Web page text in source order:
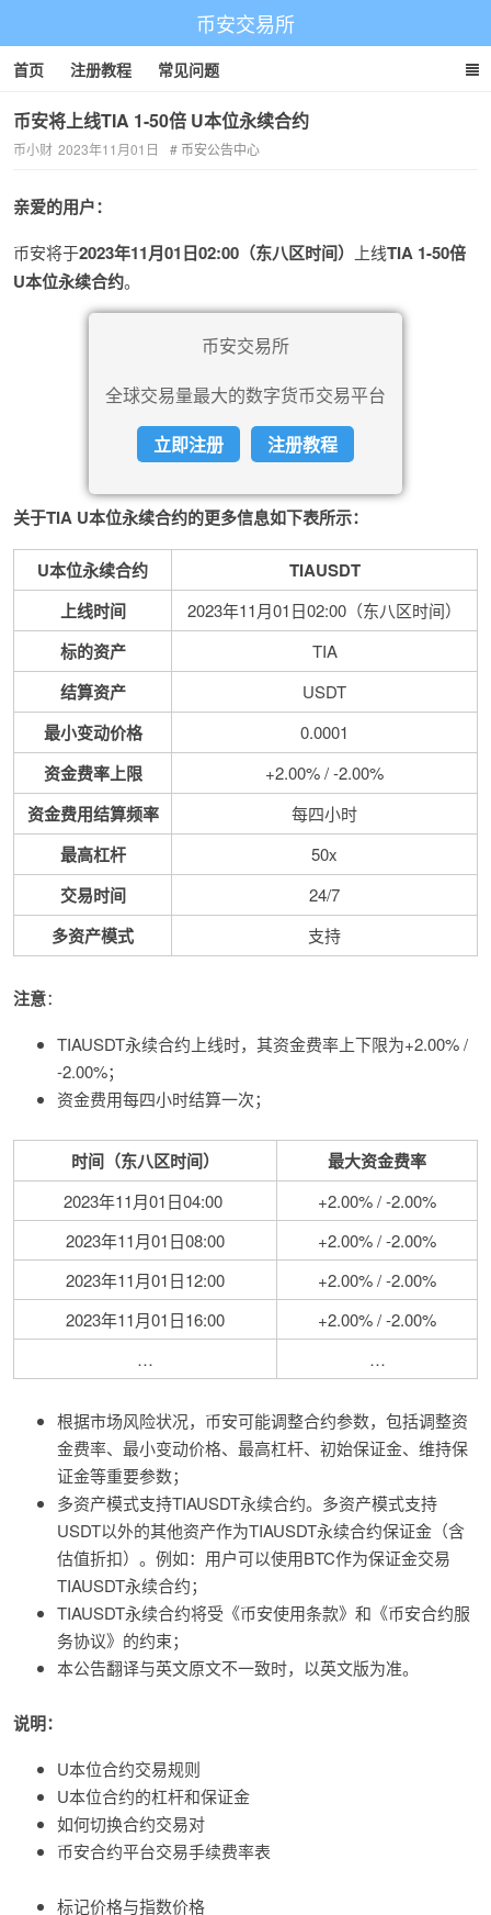
币安交易所
首页 注册教程 常见问题
币安将上线TIA 1-50倍 U本位永续合约
币小财 2023年11月01日 币安公告中心
亲爱的用户：
币安将于2023年11月01日02:00（东八区时间） 上线TIA 1-50倍
U本位永续合约。
币安交易所
全球交易量最大的数字货币交易平台
立即注册
注册教程
关于TIA U本位永续合约的更多信息如下表所示：
U本位永续合约
TIAUSDT
上线时间
2023年11月01日02:00（东八区时间）
标的资产 TIA
结算资产 USDT
最小变动价格 0.0001
资金费率上限 +2.00% / -2.00%
资金费用结算频率 每四小时
最高杠杆 50x
交易时间 24/7
多资产模式 支持
注意：
TIAUSDT永续合约上线时，其资金费率上下限为+2.00% /
-2.00%；
资金费用每四小时结算一次；
时间（东八区时间） 最大资金费率
2023年11月01日04:00
+2.00% / -2.00%
2023年11月01日08:00
+2.00% / -2.00%
2023年11月01日12:00
+2.00% / -2.00%
2023年11月01日16:00
+2.00% / -2.00%
…
…
根据市场风险状况，币安可能调整合约参数，包括调整资
金费率、最小变动价格、最高杠杆、初始保证金、维持保
证金等重要参数；
多资产模式支持TIAUSDT永续合约。多资产模式支持
USDT以外的其他资产作为TIAUSDT永续合约保证金（含
估值折扣）。例如：用户可以使用BTC作为保证金交易
TIAUSDT永续合约；
TIAUSDT永续合约将受《币安使用条款》和《币安合约服
务协议》的约束；
本公告翻译与英文原文不一致时，以英文版为准。
说明：
U本位合约交易规则
U本位合约的杠杆和保证金
如何切换合约交易对
币安合约平台交易手续费率表
标记价格与指数价格